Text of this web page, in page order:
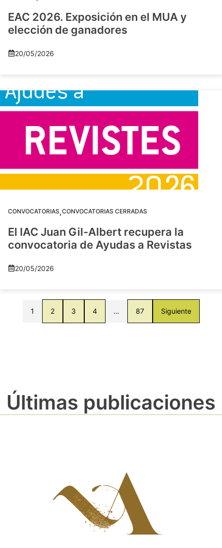
EAC 2026. Exposición en el MUA y
elección de ganadores
20/05/2026
CONVOCATORIAS,CONVOCATORIAS CERRADAS
El IAC Juan Gil-Albert recupera la
convocatoria de Ayudas a Revistas
20/05/2026
1 2 3 4 … 87 Siguiente
Últimas publicaciones